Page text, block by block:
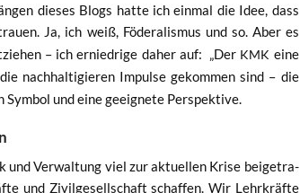
die­ses Blogs hat­te ich ein­mal die Idee, dass
Ja, ich weiß, Föde­ra­lis­mus und so. Aber es
– ich ernied­ri­ge daher auf: „Der KMK eine
nach­hal­ti­gie­ren Impul­se gekom­men sind – die
und eine geeig­ne­te Perspektive.
und Ver­wal­tung viel zur aktu­el­len Kri­se bei­getra­
und Zivil­ge­sell­schaft schaf­fen. Wir Lehr­kräf­te